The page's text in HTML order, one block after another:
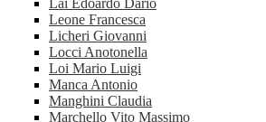
Lai Edoardo Dario
Leone Francesca
Licheri Giovanni
Locci Anotonella
Loi Mario Luigi
Manca Antonio
Manghini Claudia
Marchello Vito Massimo